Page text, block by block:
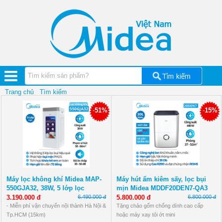
Máy
hút
ẩm
Midea
Lõi
lọc
nước
Midea
Trang chủ Tìm kiếm
-51%
Máy lọc không khí Midea MAP-
550GJA32, 38W, 5 lớp lọc
3.190.000 đ
6.490.000 đ
- Miễn phí vận chuyển nội thành Hà Nội &
Tp.HCM (15km)
-15%
Máy hút ẩm kiêm sấy, lọc bụi
mịn Midea MDDF20DEN7-QA3
20L/ngày
5.800.000 đ
6.800.000 đ
Tặng chảo gốm chống dính cao cấp
hoặc máy xay tỏi ớt mini